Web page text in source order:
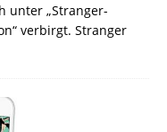
unter „Stranger-
verbirgt. Stranger